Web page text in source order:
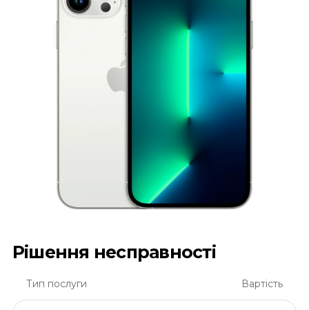
Рішення несправності
Тип послуги Вартість